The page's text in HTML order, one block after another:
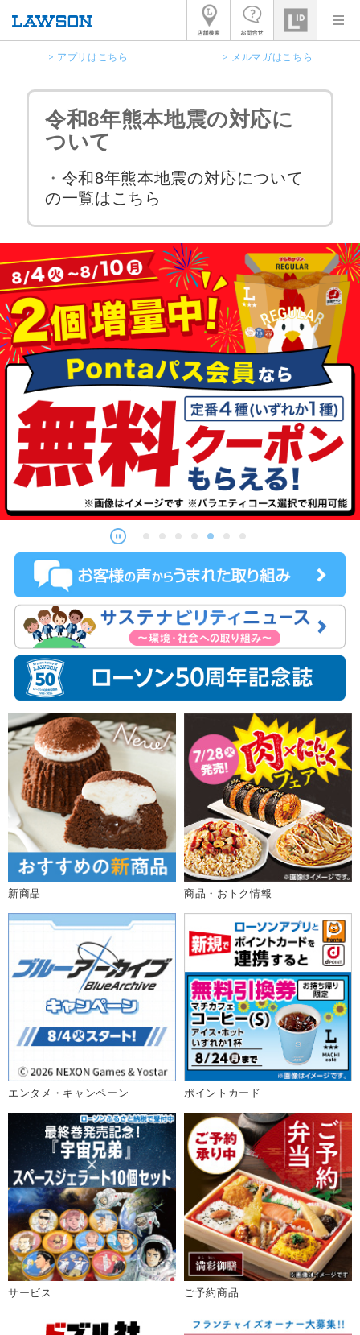
> アプリはこちら > メルマガはこちら
令和8年熊本地震の対応に
ついて
・ 令和8年熊本地震の対応について
の一覧はこちら
新商品 商品・おトク情報
エンタメ・キャンペーン ポイントカード
サービス ご予約商品